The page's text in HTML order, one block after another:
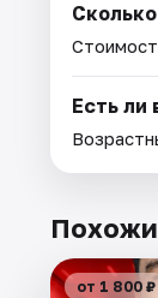
Есть ли
от 1 800 ₽